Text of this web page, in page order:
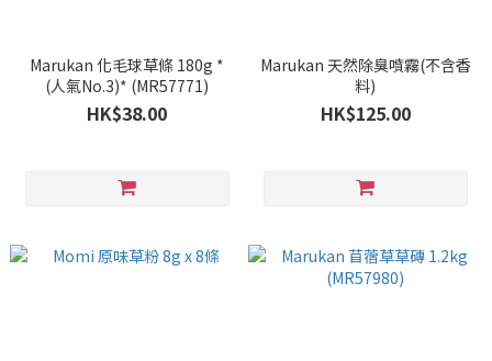
Marukan 化毛球草條 180g *
(人氣No.3)* (MR57771)
HK$38.00
Marukan 天然除臭噴霧(不含香
料)
HK$125.00